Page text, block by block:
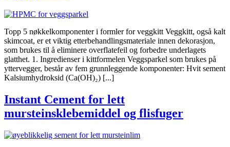
Topp 5 nøkkelkomponenter i formler for veggkitt Veggkitt, også kalt
skimcoat, er et viktig etterbehandlingsmateriale innen dekorasjon,
som brukes til å eliminere overflatefeil og forbedre underlagets
glatthet. 1. Ingredienser i kittformelen Veggsparkel som brukes på
yttervegger, består av fem grunnleggende komponenter: Hvit sement
Kalsiumhydroksid (Ca(OH)₂) [...]
Instant Cement for lett
mursteinsklebemiddel og flisfuger